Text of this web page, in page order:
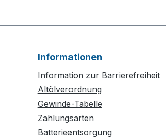
Informationen
Information zur Barrierefreiheit
Altölverordnung
Gewinde-Tabelle
Zahlungsarten
Batterieentsorgung